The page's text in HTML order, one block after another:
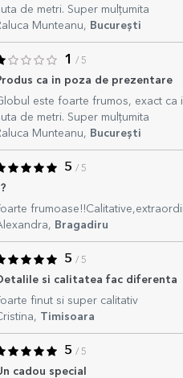
de metri. Super mulțumita
Munteanu, București
1 / 5
ca in poza de prezentare
este foarte frumos, exact ca
de metri. Super mulțumita
Munteanu, București
5 / 5
Bragadiru
5 / 5
si calitatea fac diferenta
finut si super calitativ
Timisoara
5 / 5
cadou special